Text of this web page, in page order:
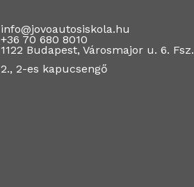
info@jovoautosiskola.hu
+36 70 680 8010
1122 Budapest, Városmajor u. 6. Fsz.
2., 2-es kapucsengő